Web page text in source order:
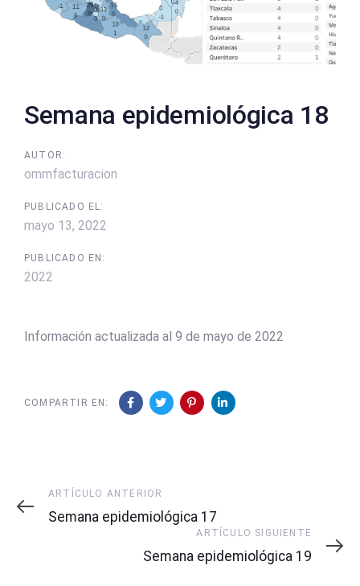
Semana epidemiológica 18
AUTOR:
ommfacturacion
PUBLICADO EL:
mayo 13, 2022
PUBLICADO EN:
2022
Información actualizada al 9 de mayo de 2022
COMPARTIR EN:
Artículo
Anterior
ARTÍCULO ANTERIOR
Semana epidemiológica 17
Siguiente
ARTÍCULO SIGUIENTE
Semana epidemiológica 19